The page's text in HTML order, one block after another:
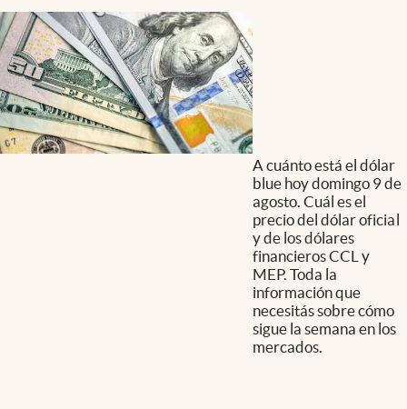
A cuánto está el dólar
blue hoy domingo 9 de
agosto. Cuál es el
precio del dólar oficial
y de los dólares
financieros CCL y
MEP. Toda la
información que
necesitás sobre cómo
sigue la semana en los
mercados.